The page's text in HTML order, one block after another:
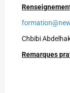
Chbibi
Remarques